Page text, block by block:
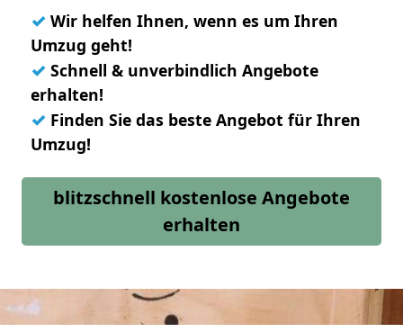
✓ Wir helfen Ihnen, wenn es um Ihren
Umzug geht!
✓ Schnell & unverbindlich Angebote
erhalten!
✓ Finden Sie das beste Angebot für Ihren
Umzug!
blitzschnell kostenlose Angebote
erhalten